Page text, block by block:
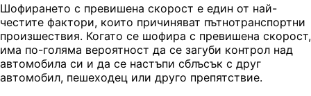
Шофирането с превишена скорост е един от най-
честите фактори, които причиняват пътнотранспортни
произшествия. Когато се шофира с превишена скорост,
има по-голяма вероятност да се загуби контрол над
автомобила си и да се настъпи сблъсък с друг
автомобил, пешеходец или друго препятствие.